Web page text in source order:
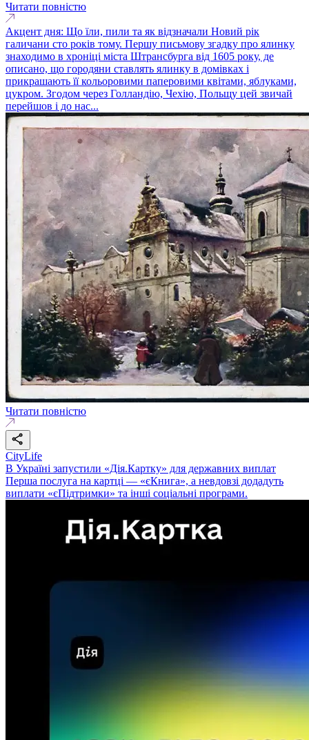
Читати повністю
Акцент дня: Що їли, пили та як відзначали Новий рік
галичани сто років тому. Першу письмову згадку про ялинку
знаходимо в хроніці міста Штрансбурга від 1605 року, де
описано, що городяни ставлять ялинку в домівках і
прикрашають її кольоровими паперовими квітами, яблуками,
цукром. Згодом через Голландію, Чехію, Польщу цей звичай
перейшов і до нас...
Читати повністю
CityLife
В Україні запустили «Дія.Картку» для державних виплат
Перша послуга на картці — «єКнига», а невдовзі додадуть
виплати «єПідтримки» та інші соціальні програми.